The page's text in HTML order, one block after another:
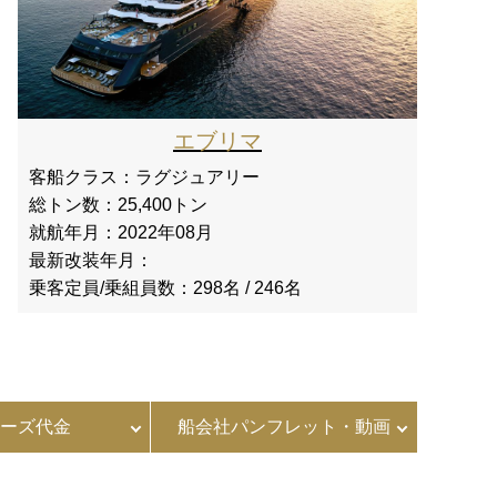
エブリマ
客船クラス： ラグジュアリー
総トン数： 25,400トン
就航年月： 2022年08月
最新改装年月：
乗客定員/乗組員数： 298名 / 246名
ズ代金 船会社パンフレット・動画